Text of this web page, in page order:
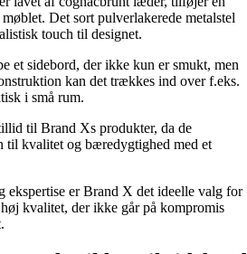
Det sort pulverlakerede metalstel
touch til designet.
et sidebord, der ikke kun er smukt, men
kan det trækkes ind over f.eks.
i små rum.
til Brand Xs produkter, da de
til kvalitet og bæredygtighed med et
ekspertise er Brand X det ideelle valg for
kvalitet, der ikke går på kompromis